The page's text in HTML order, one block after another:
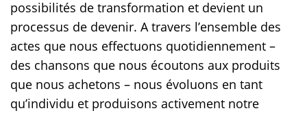
possibilités de transformation et devient un
processus de devenir. A travers l’ensemble des
actes que nous effectuons quotidiennement –
des chansons que nous écoutons aux produits
que nous achetons – nous évoluons en tant
qu’individu et produisons activement notre